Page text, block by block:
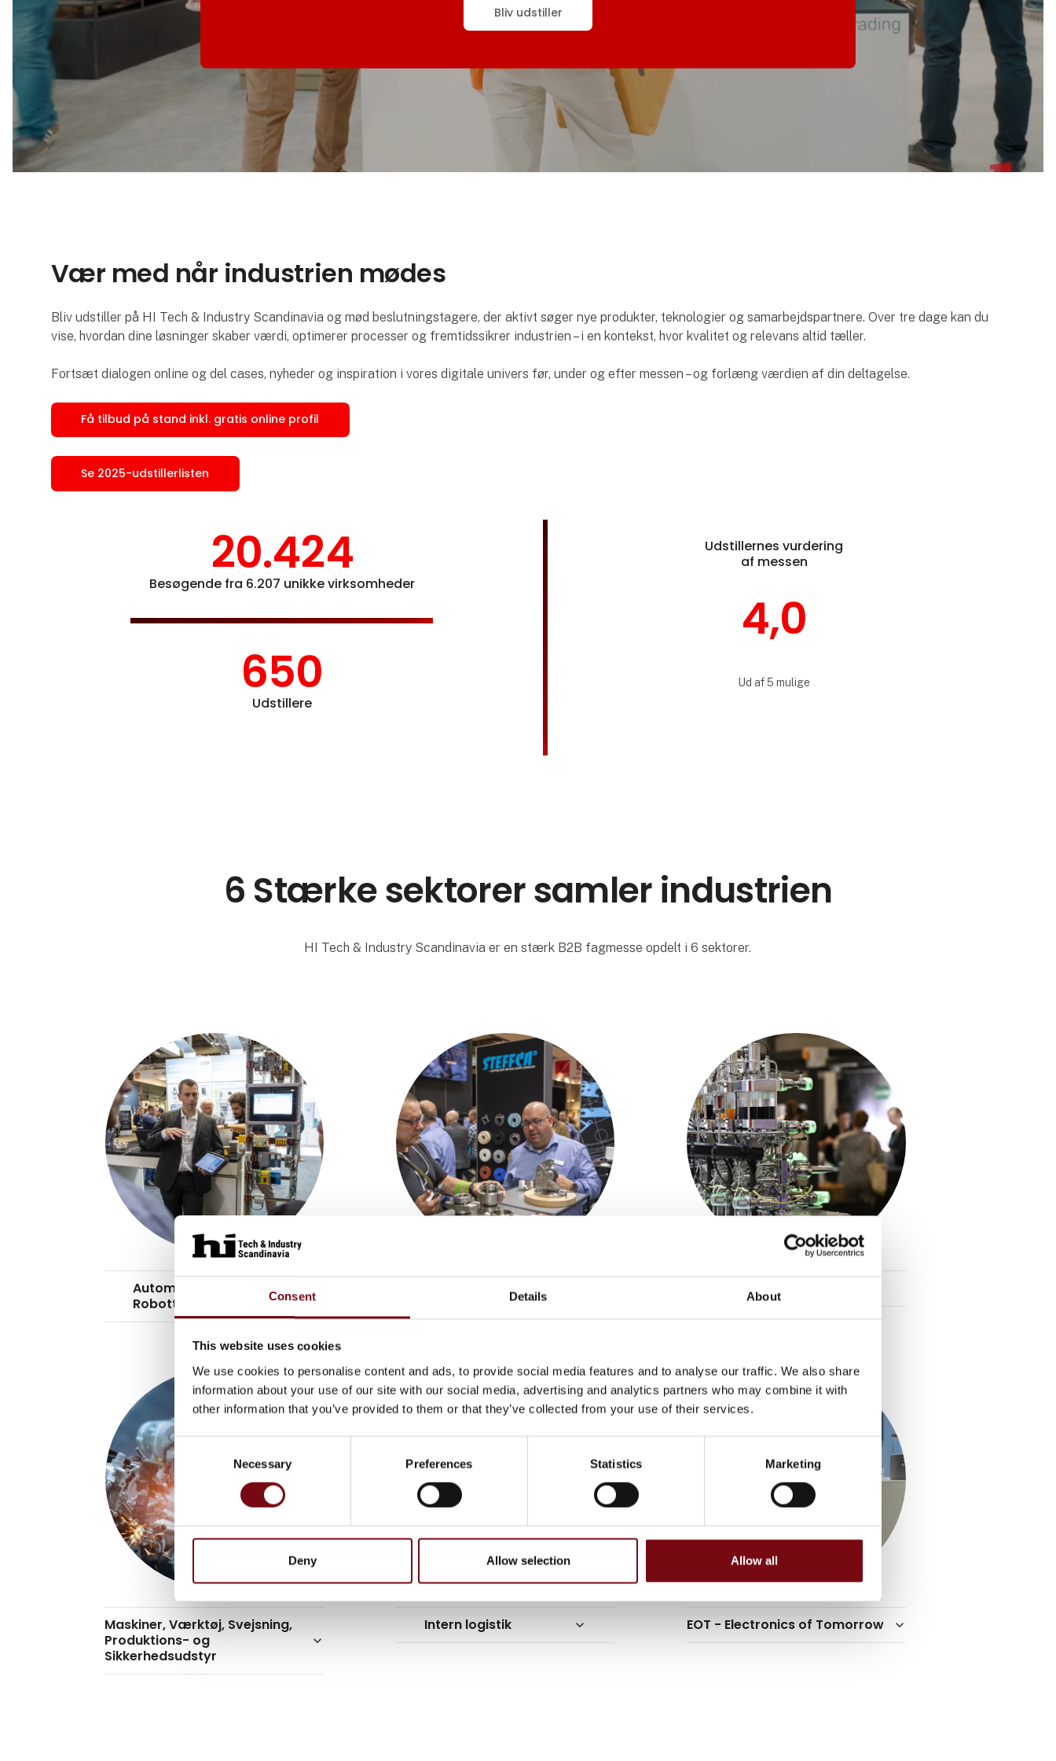
Consent Details About
This website uses cookies
We use cookies to personalise content and ads, to provide social media features and to analyse our traffic. We also share
information about your use of our site with our social media, advertising and analytics partners who may combine it with
other information that you’ve provided to them or that they’ve collected from your use of their services.
Consent
Necessary Preferences Statistics Marketing
Deny Allow selection Allow all
Bliv udstiller
Vær med når industrien mødes
Bliv udstiller på HI Tech & Industry Scandinavia og mød beslutningstagere, der aktivt søger nye produkter, teknologier og samarbejdspartnere. Over tre dage kan du
vise, hvordan dine løsninger skaber værdi, optimerer processer og fremtidssikrer industrien – i en kontekst, hvor kvalitet og relevans altid tæller.
Fortsæt dialogen online og del cases, nyheder og inspiration i vores digitale univers før, under og efter messen – og forlæng værdien af din deltagelse.
Få tilbud på stand inkl. gratis online profil
Se 2025-udstillerlisten
20.424
Besøgende fra 6.207 unikke virksomheder
650
Udstillere
Udstillernes vurdering
af messen
4,0
Ud af 5 mulige
6 Stærke sektorer samler industrien
HI Tech & Industry Scandinavia er en stærk B2B fagmesse opdelt i 6 sektorer.
Automation &
Robotter
keyboard_arrow_down Underleverandører Fødevareteknologi
Maskiner, Værktøj, Svejsning,
Produktions- og
Sikkerhedsudstyr
keyboard_arrow_down
Intern logistik keyboard_arrow_down EOT - Electronics of Tomorrow keyboard_arrow_down